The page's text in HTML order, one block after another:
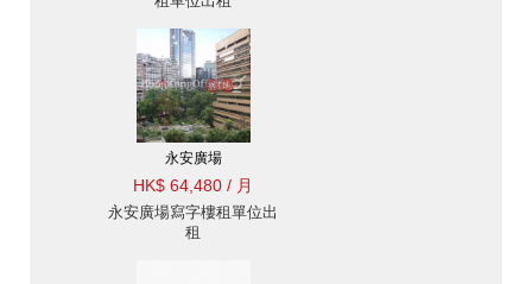
永安廣場
HK$ 64,480 / 月
永安廣場寫字樓租單位出
租